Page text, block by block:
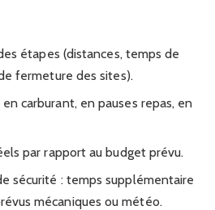
étapes (distances, temps de
fermeture des sites).
carburant, en pauses repas, en
par rapport au budget prévu.
sécurité : temps supplémentaire
mécaniques ou météo.